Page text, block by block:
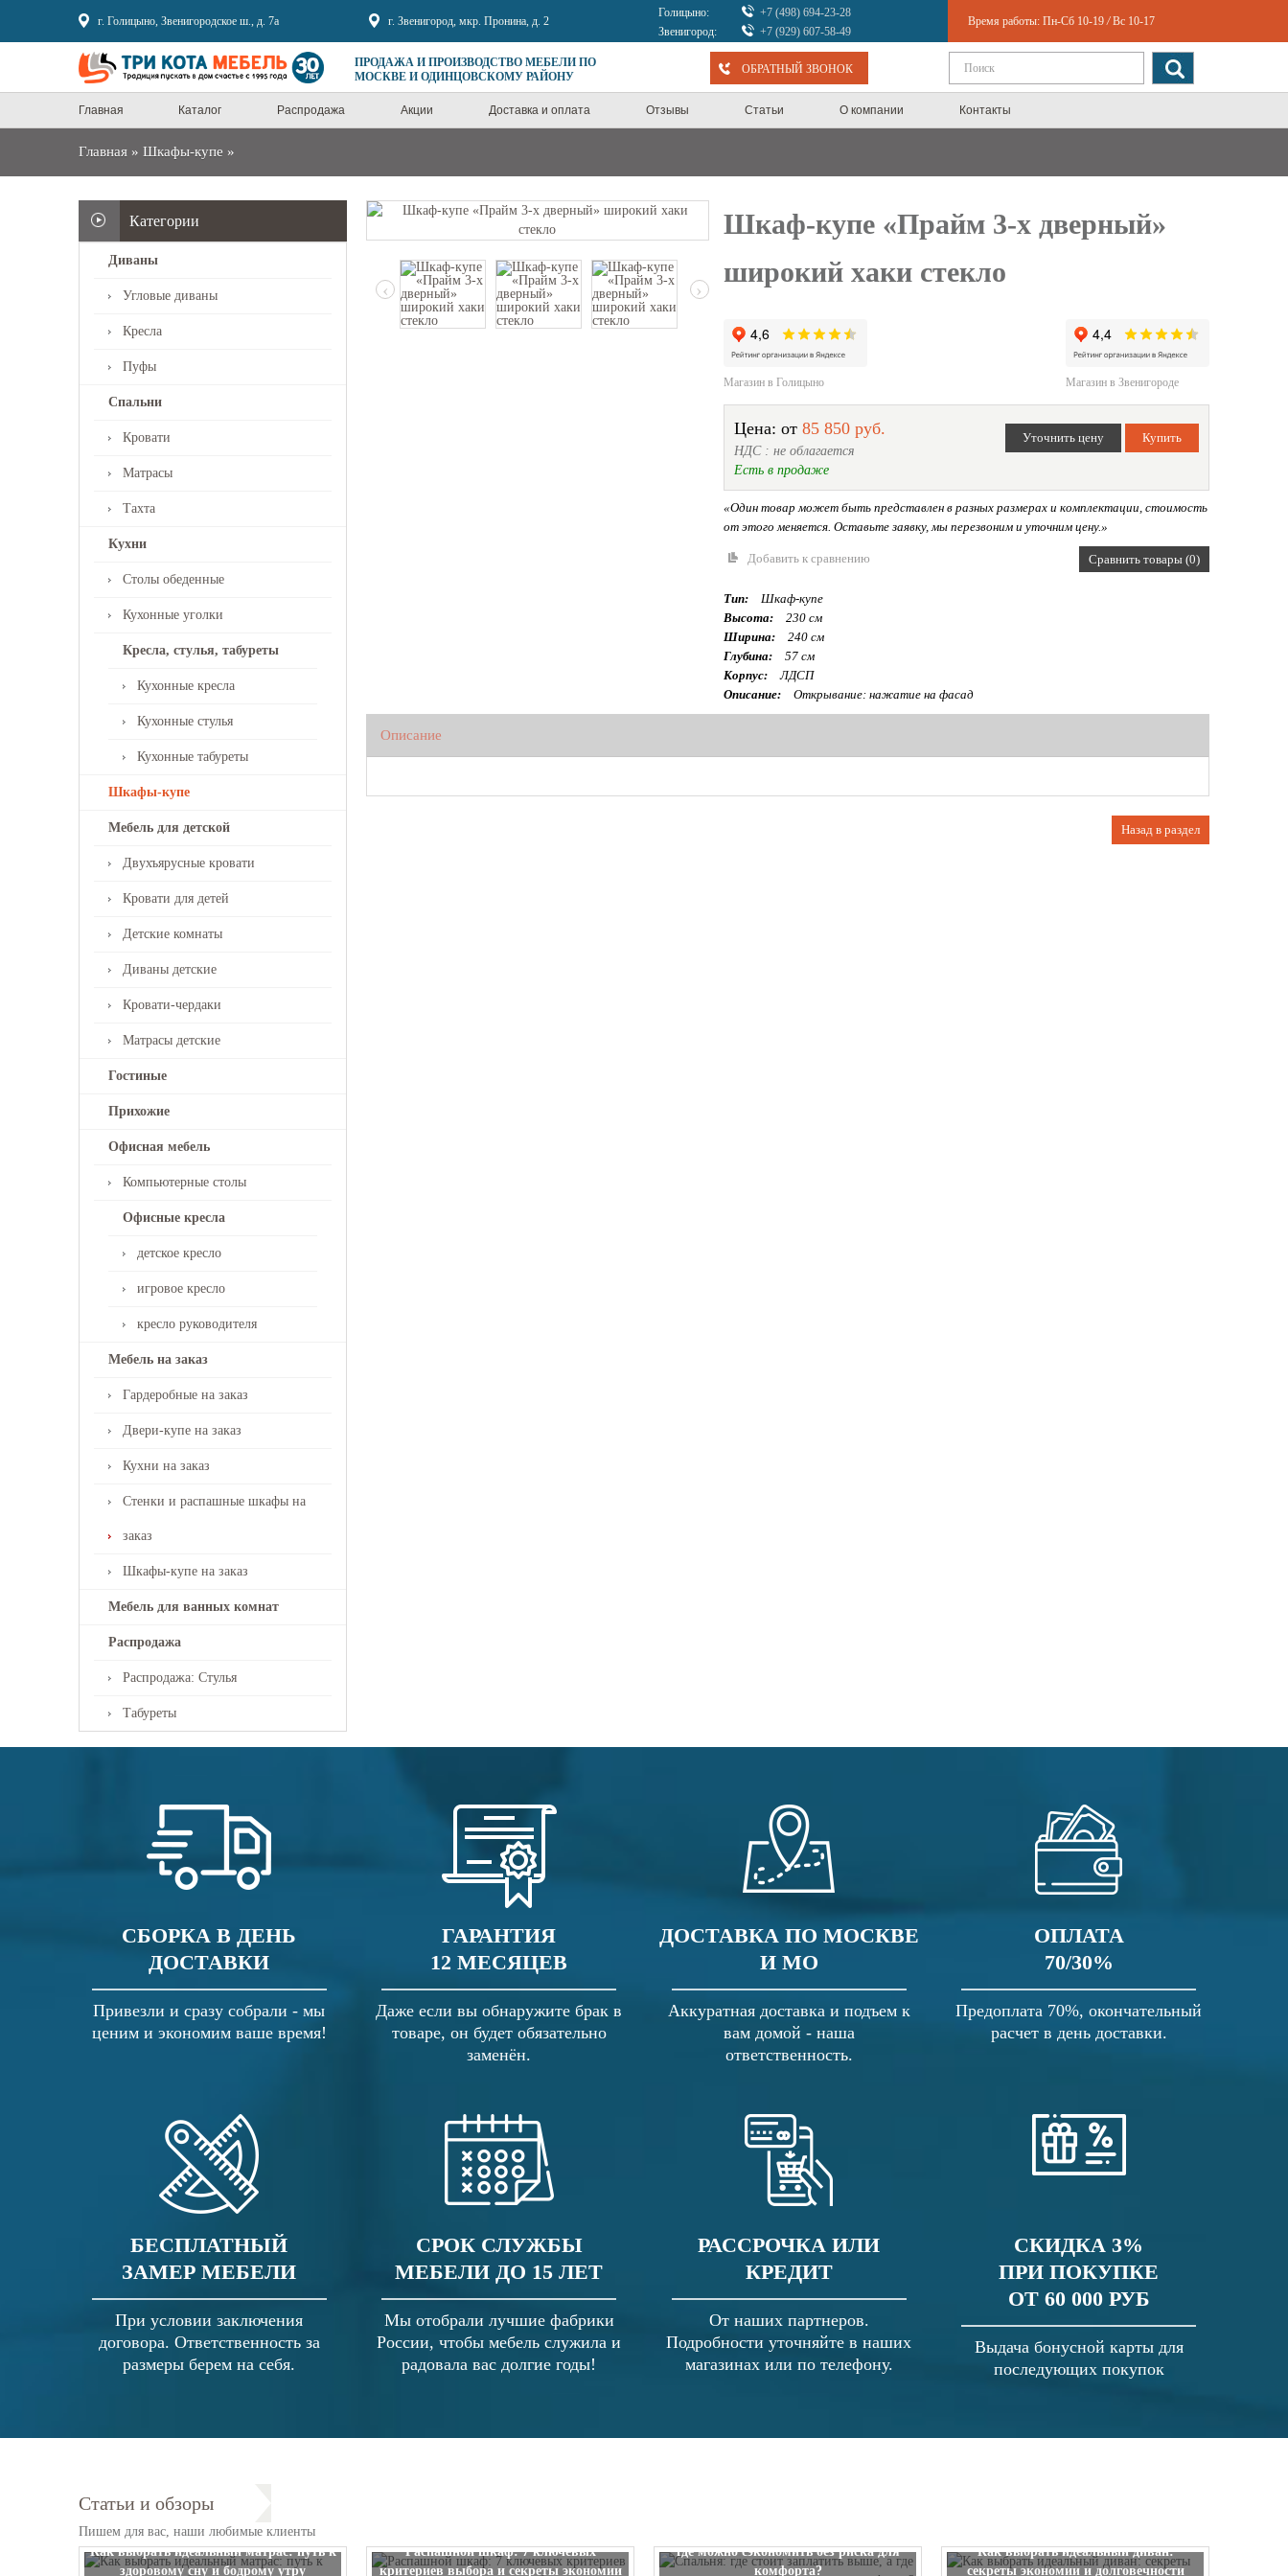
г. Голицыно, Звенигородское ш., д. 7а г. Звенигород, мкр. Пронина, д. 2
Голицыно:
+7 (498) 694-23-28
Звенигород:
+7 (929) 607-58-49
Время работы: Пн-Сб 10-19 / Вс 10-17
ПРОДАЖА И ПРОИЗВОДСТВО МЕБЕЛИ ПО
МОСКВЕ И ОДИНЦОВСКОМУ РАЙОНУ
ОБРАТНЫЙ ЗВОНОК
Главная Каталог Распродажа Акции Доставка и оплата Отзывы Статьи О компании Контакты
Главная » Шкафы-купе »
Категории
Диваны
Угловые диваны
Кресла
Пуфы
Спальни
Кровати
Матрасы
Тахта
Кухни
Столы обеденные
Кухонные уголки
Кресла, стулья, табуреты
Кухонные кресла
Кухонные стулья
Кухонные табуреты
Шкафы-купе
Мебель для детской
Двухъярусные кровати
Кровати для детей
Детские комнаты
Диваны детские
Кровати-чердаки
Матрасы детские
Гостиные
Прихожие
Офисная мебель
Компьютерные столы
Офисные кресла
детское кресло
игровое кресло
кресло руководителя
Мебель на заказ
Гардеробные на заказ
Двери-купе на заказ
Кухни на заказ
Стенки и распашные шкафы на
заказ
Шкафы-купе на заказ
Мебель для ванных комнат
Распродажа
Распродажа: Стулья
Табуреты
‹ ›
Шкаф-купе «Прайм 3-х дверный»
широкий хаки стекло
Магазин в Голицыно Магазин в Звенигороде
Цена: от 85 850 руб.
НДС : не облагается
Есть в продаже
«Один товар может быть представлен в разных размерах и комплектации, стоимость
от этого меняется. Оставьте заявку, мы перезвоним и уточним цену.»
Добавить к сравнению Сравнить товары (0)
Тип:
Шкаф-купе
Высота:
230 см
Ширина:
240 см
Глубина:
57 см
Корпус:
ЛДСП
Описание:
Открывание: нажатие на фасад
Описание
Назад в раздел
СБОРКА В ДЕНЬ
ДОСТАВКИ
Привезли и сразу собрали - мы
ценим и экономим ваше время!
ГАРАНТИЯ
12 МЕСЯЦЕВ
Даже если вы обнаружите брак в
товаре, он будет обязательно
заменён.
ДОСТАВКА ПО МОСКВЕ
И МО
Аккуратная доставка и подъем к
вам домой - наша
ответственность.
ОПЛАТА
70/30%
Предоплата 70%, окончательный
расчет в день доставки.
БЕСПЛАТНЫЙ
ЗАМЕР МЕБЕЛИ
При условии заключения
договора. Ответственность за
размеры берем на себя.
СРОК СЛУЖБЫ
МЕБЕЛИ ДО 15 ЛЕТ
Мы отобрали лучшие фабрики
России, чтобы мебель служила и
радовала вас долгие годы!
РАССРОЧКА ИЛИ
КРЕДИТ
От наших партнеров.
Подробности уточняйте в наших
магазинах или по телефону.
СКИДКА 3%
ПРИ ПОКУПКЕ
ОТ 60 000 РУБ
Выдача бонусной карты для
последующих покупок
Статьи и обзоры
Пишем для вас, наши любимые клиенты
Как выбрать идеальный матрас: путь к
здоровому сну и бодрому утру
Распашной шкаф: 7 ключевых
критериев выбора и секреты экономии
где можно сэкономить без риска для
комфорта?
Как выбрать идеальный диван:
секреты экономии и долговечности